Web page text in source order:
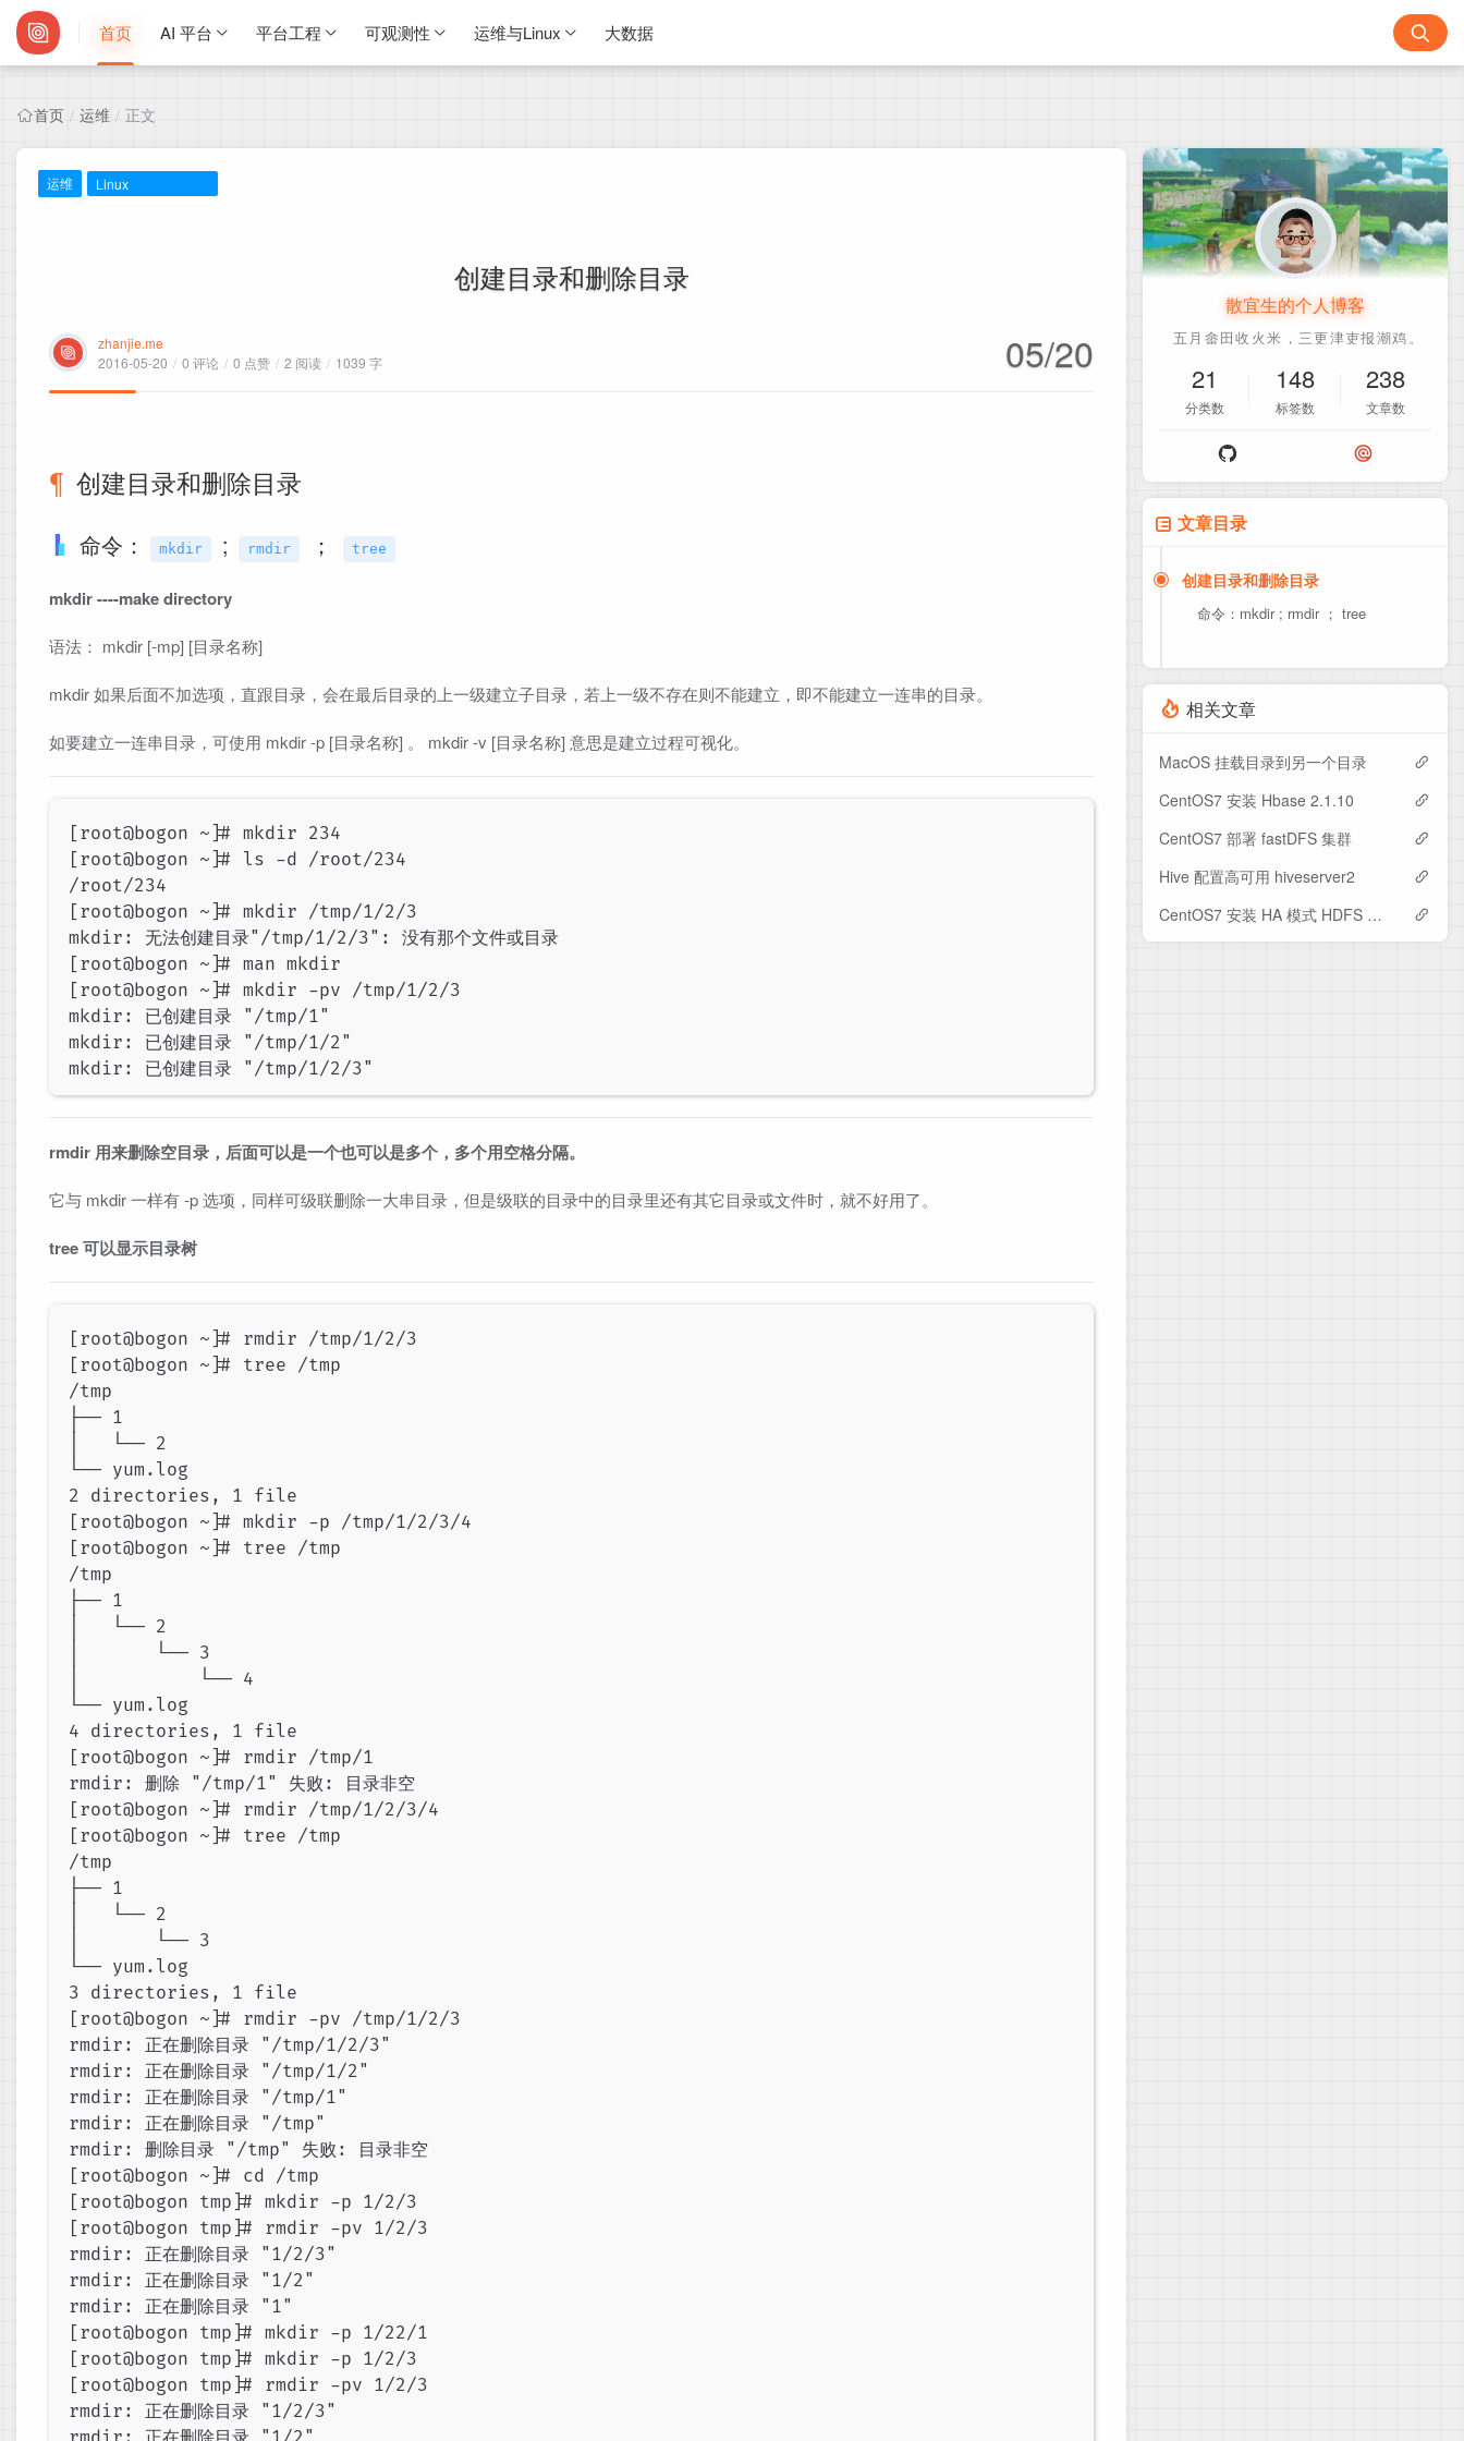
首页 AI 平台 平台工程 可观测性 运维与Linux 大数据
首页 / 运维 / 正文
运维 Linux
创建目录和删除目录
zhanjie.me
2016-05-20 / 0 评论 / 0 点赞 / 2 阅读 / 1039 字 05/20
创建目录和删除目录
命令： mkdir ; rmdir ； tree
mkdir ----make directory
语法： mkdir [-mp] [目录名称]
mkdir 如果后面不加选项，直跟目录，会在最后目录的上一级建立子目录，若上一级不存在则不能建立，即不能建立一连串的目录。
如要建立一连串目录，可使用 mkdir -p [目录名称] 。 mkdir -v [目录名称] 意思是建立过程可视化。
[root@bogon ~]# mkdir 234
[root@bogon ~]# ls -d /root/234
/root/234
[root@bogon ~]# mkdir /tmp/1/2/3
mkdir: 无法创建目录"/tmp/1/2/3": 没有那个文件或目录
[root@bogon ~]# man mkdir
[root@bogon ~]# mkdir -pv /tmp/1/2/3
mkdir: 已创建目录 "/tmp/1"
mkdir: 已创建目录 "/tmp/1/2"
rmdir 用来删除空目录，后面可以是一个也可以是多个，多个用空格分隔。
它与 mkdir 一样有 -p 选项，同样可级联删除一大串目录，但是级联的目录中的目录里还有其它目录或文件时，就不好用了。
tree 可以显示目录树
[root@bogon ~]# rmdir /tmp/1/2/3
[root@bogon ~]# tree /tmp
/tmp
├── 1
│   └── 2
└── yum.log
2 directories, 1 file
[root@bogon ~]# mkdir -p /tmp/1/2/3/4
[root@bogon ~]# tree /tmp
/tmp
├── 1
│   └── 2
│       └── 3
│           └── 4
└── yum.log
4 directories, 1 file
[root@bogon ~]# rmdir /tmp/1
rmdir: 删除 "/tmp/1" 失败: 目录非空
[root@bogon ~]# rmdir /tmp/1/2/3/4
[root@bogon ~]# tree /tmp
/tmp
├── 1
│   └── 2
│       └── 3
└── yum.log
3 directories, 1 file
[root@bogon ~]# rmdir -pv /tmp/1/2/3
rmdir: 正在删除目录 "/tmp/1/2/3"
rmdir: 正在删除目录 "/tmp/1/2"
rmdir: 正在删除目录 "/tmp/1"
rmdir: 正在删除目录 "/tmp"
rmdir: 删除目录 "/tmp" 失败: 目录非空
[root@bogon ~]# cd /tmp
[root@bogon tmp]# mkdir -p 1/2/3
[root@bogon tmp]# rmdir -pv 1/2/3
rmdir: 正在删除目录 "1/2/3"
rmdir: 正在删除目录 "1/2"
rmdir: 正在删除目录 "1"
[root@bogon tmp]# mkdir -p 1/22/1
[root@bogon tmp]# mkdir -p 1/2/3
[root@bogon tmp]# rmdir -pv 1/2/3
rmdir: 正在删除目录 "1/2/3"
散宜生的个人博客
21
分类数
148
标签数
238
文章数
文章目录
创建目录和删除目录
命令：mkdir ; rmdir ； tree
相关文章
MacOS 挂载目录到另一个目录
CentOS7 安装 Hbase 2.1.10
CentOS7 部署 fastDFS 集群
Hive 配置高可用 hiveserver2
CentOS7 安装 HA 模式 HDFS 集群（yarn 版）